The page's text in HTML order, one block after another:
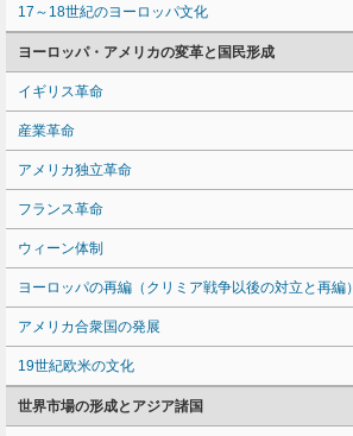
17～18世紀のヨーロッパ文化
ヨーロッパ・アメリカの変革と国民形成
イギリス革命
産業革命
アメリカ独立革命
フランス革命
ウィーン体制
ヨーロッパの再編（クリミア戦争以後の対立と再編）
アメリカ合衆国の発展
19世紀欧米の文化
世界市場の形成とアジア諸国